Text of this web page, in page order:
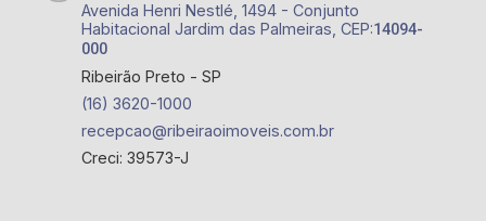
Avenida Henri Nestlé, 1494 - Conjunto
Habitacional Jardim das Palmeiras, CEP:14094-
000
Ribeirão Preto - SP
(16) 3620-1000
recepcao@ribeiraoimoveis.com.br
Creci: 39573-J